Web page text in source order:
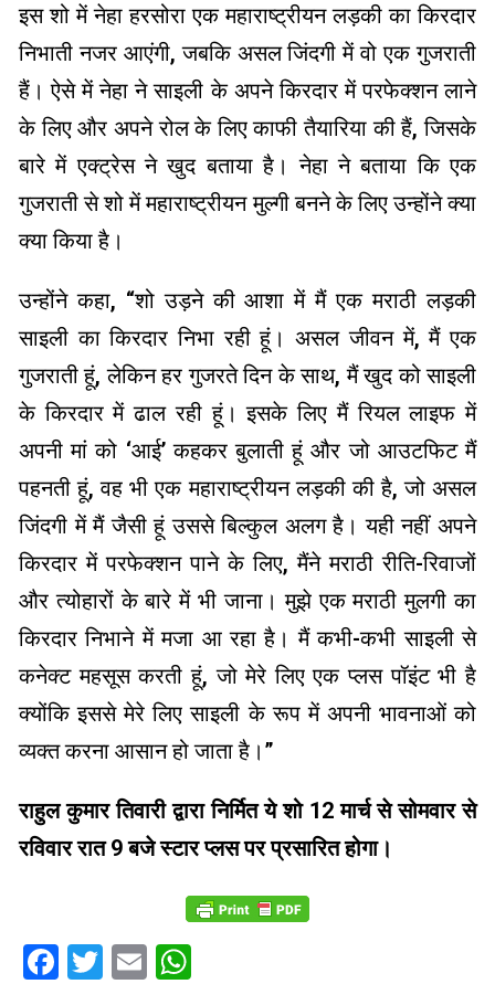
इस शो में नेहा हरसोरा एक महाराष्ट्रीयन लड़की का किरदार
निभाती नजर आएंगी, जबकि असल जिंदगी में वो एक गुजराती
हैं। ऐसे में नेहा ने साइली के अपने किरदार में परफेक्शन लाने
के लिए और अपने रोल के लिए काफी तैयारिया की हैं, जिसके
बारे में एक्ट्रेस ने खुद बताया है। नेहा ने बताया कि एक
गुजराती से शो में महाराष्ट्रीयन मुल्गी बनने के लिए उन्होंने क्या
क्या किया है।
उन्होंने कहा, “शो उड़ने की आशा में मैं एक मराठी लड़की
साइली का किरदार निभा रही हूं। असल जीवन में, मैं एक
गुजराती हूं, लेकिन हर गुजरते दिन के साथ, मैं खुद को साइली
के किरदार में ढाल रही हूं। इसके लिए मैं रियल लाइफ में
अपनी मां को ‘आई’ कहकर बुलाती हूं और जो आउटफिट मैं
पहनती हूं, वह भी एक महाराष्ट्रीयन लड़की की है, जो असल
जिंदगी में मैं जैसी हूं उससे बिल्कुल अलग है। यही नहीं अपने
किरदार में परफेक्शन पाने के लिए, मैंने मराठी रीति-रिवाजों
और त्योहारों के बारे में भी जाना। मुझे एक मराठी मुलगी का
किरदार निभाने में मजा आ रहा है। मैं कभी-कभी साइली से
कनेक्ट महसूस करती हूं, जो मेरे लिए एक प्लस पॉइंट भी है
क्योंकि इससे मेरे लिए साइली के रूप में अपनी भावनाओं को
व्यक्त करना आसान हो जाता है।”
राहुल कुमार तिवारी द्वारा निर्मित ये शो 12 मार्च से सोमवार से
रविवार रात 9 बजे स्टार प्लस पर प्रसारित होगा।
Facebook
Twitter
Email